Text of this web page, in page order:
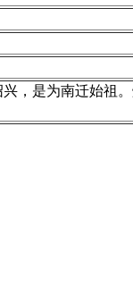
，是为南迁始